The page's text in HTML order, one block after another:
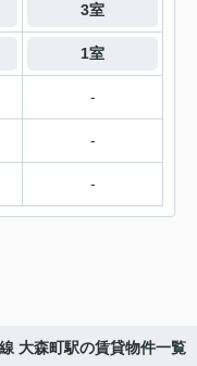
3室
1室
-
-
-
大森町駅の賃貸物件一覧